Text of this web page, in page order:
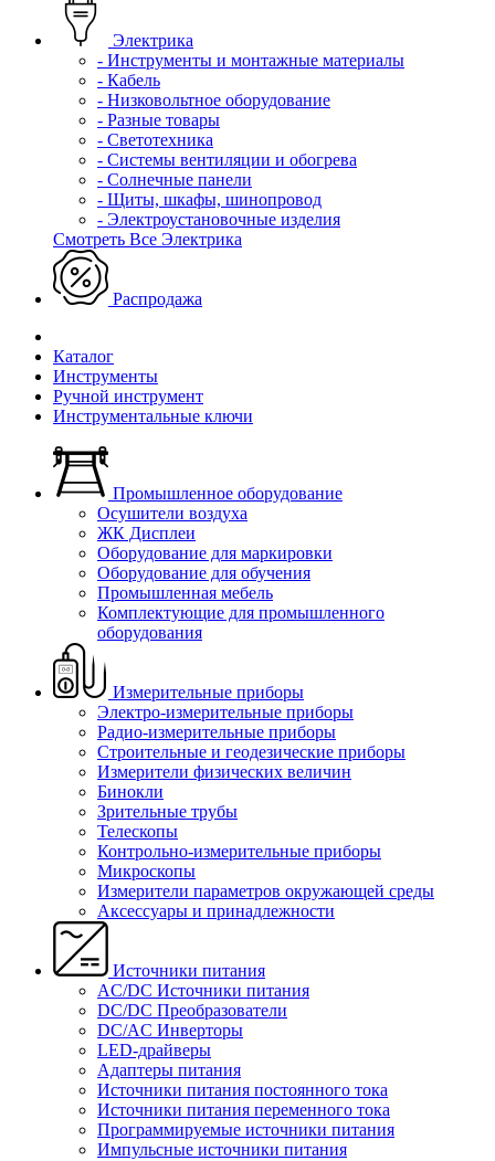
Электрика
- Инструменты и монтажные материалы
- Кабель
- Низковольтное оборудование
- Разные товары
- Светотехника
- Системы вентиляции и обогрева
- Солнечные панели
- Щиты, шкафы, шинопровод
- Электроустановочные изделия
Смотреть Все Электрика
Распродажа
Каталог
Инструменты
Ручной инструмент
Инструментальные ключи
Промышленное оборудование
Осушители воздуха
ЖК Дисплеи
Оборудование для маркировки
Оборудование для обучения
Промышленная мебель
Комплектующие для промышленного
оборудования
Измерительные приборы
Электро-измерительные приборы
Радио-измерительные приборы
Строительные и геодезические приборы
Измерители физических величин
Бинокли
Зрительные трубы
Телескопы
Контрольно-измерительные приборы
Микроскопы
Измерители параметров окружающей среды
Аксессуары и принадлежности
Источники питания
AC/DC Источники питания
DC/DC Преобразователи
DC/AC Инверторы
LED-драйверы
Адаптеры питания
Источники питания постоянного тока
Источники питания переменного тока
Программируемые источники питания
Импульсные источники питания